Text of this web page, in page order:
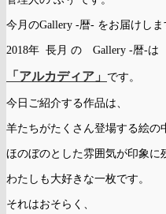
今月のGallery -暦- をお届けしま
2018年 長月 の Gallery -暦-は
「アルカディア」 です。
今日ご紹介する作品は、
羊たちがたくさん登場する絵の
ほのぼのとした雰囲気が印象に
わたしも大好きな一枚です。
それはおそらく、